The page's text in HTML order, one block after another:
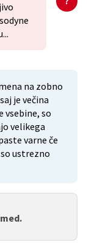
na zobno
je večina
vsebine, so
velikega
varne če
ustrezno